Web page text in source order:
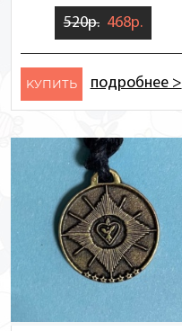
520р. 468р.
KУПИТЬ подробнее >